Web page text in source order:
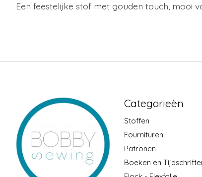
Een feestelijke stof met gouden touch, mooi
Categorieën
Stoffen
Fournituren
Patronen
Boeken en